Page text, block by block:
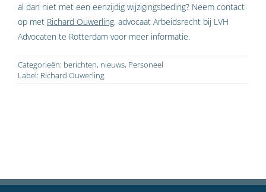
al dan niet met een eenzijdig wijzigingsbeding? Neem contact
op met Richard Ouwerling, advocaat Arbeidsrecht bij LVH
Advocaten te Rotterdam voor meer informatie.
Categorieën: berichten, nieuws, Personeel
Label: Richard Ouwerling